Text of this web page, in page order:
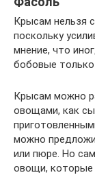
Крысам нельзя
поскольку
мнение, что
бобовые
Крысам можно
овощами, как
можно
или пюре. Но
овощи, которые